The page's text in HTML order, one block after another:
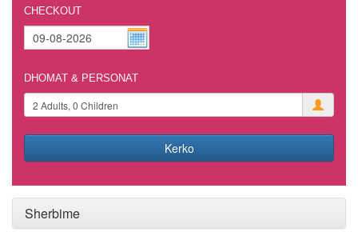
CHECKOUT
DHOMAT & PERSONAT
Kerko
Sherbime